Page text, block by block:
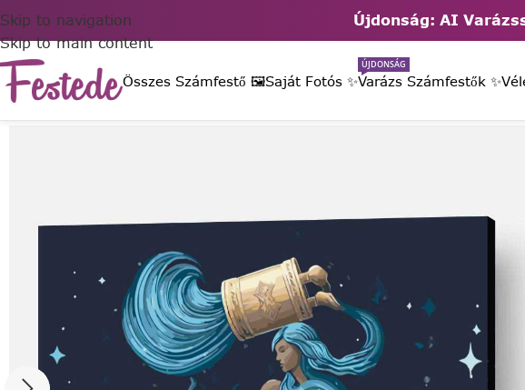
Újdonság: AI
Skip to navigation
Skip to main content
Összes Számfestő 🖼️Saját Fotós ✨Varázs Számfestők ✨
ÚJDONSÁG